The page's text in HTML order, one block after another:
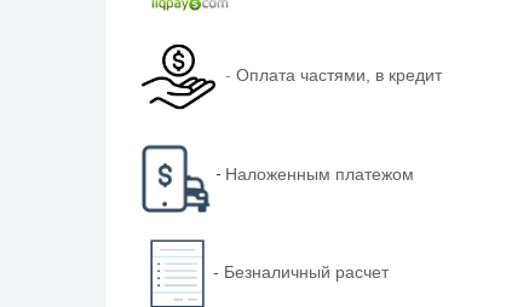
- Оплата частями, в кредит
- Наложенным платежом
- Безналичный расчет